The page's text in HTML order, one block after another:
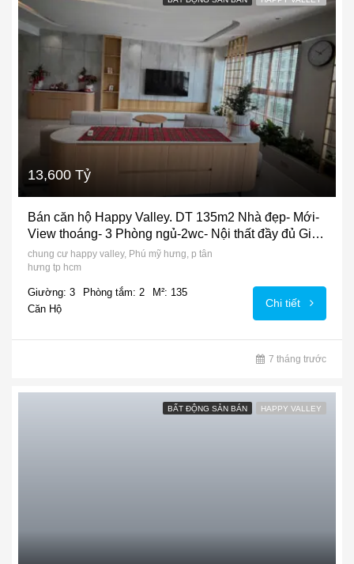
13,600 Tỷ
Bán căn hộ Happy Valley. DT 135m2 Nhà đẹp- Mới-
View thoáng- 3 Phòng ngủ-2wc- Nội thất đầy đủ Giá
bán 13.6 Tỷ
chung cư happy valley, Phú mỹ hưng, p tân
hưng tp hcm
Giường: 3 Phòng tắm: 2
M²: 135
Căn Hộ
Chi tiết
7 tháng trước
BẤT ĐỘNG SẢN BÁN HAPPY VALLEY